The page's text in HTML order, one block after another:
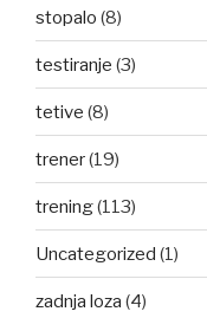
stopalo (8)
testiranje (3)
tetive (8)
trener(19)
trening(113)
Uncategorized (1)
zadnja loza (4)